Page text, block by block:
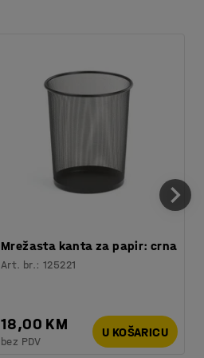
Mrežasta kanta za papir: crna
Art. br.:125221
18,00 KM
bez PDV
U KOŠARICU